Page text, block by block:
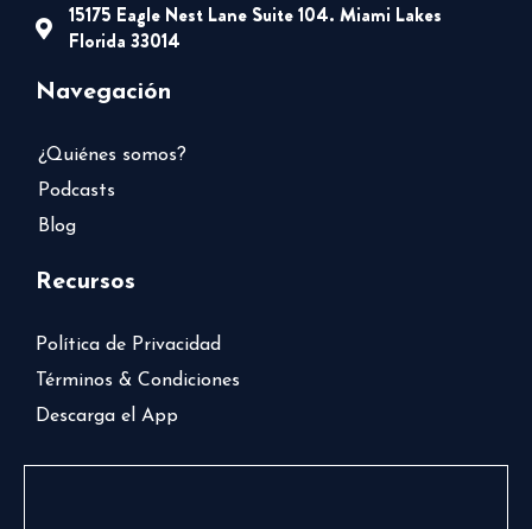
15175 Eagle Nest Lane Suite 104. Miami Lakes
Florida 33014
Navegación
¿Quiénes somos?
Podcasts
Blog
Recursos
Política de Privacidad
Términos & Condiciones
Descarga el App